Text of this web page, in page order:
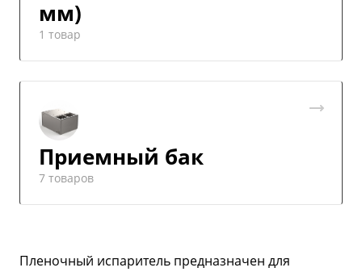
мм)
1 товар
Приемный бак
7 товаров
Пленочный испаритель предназначен для